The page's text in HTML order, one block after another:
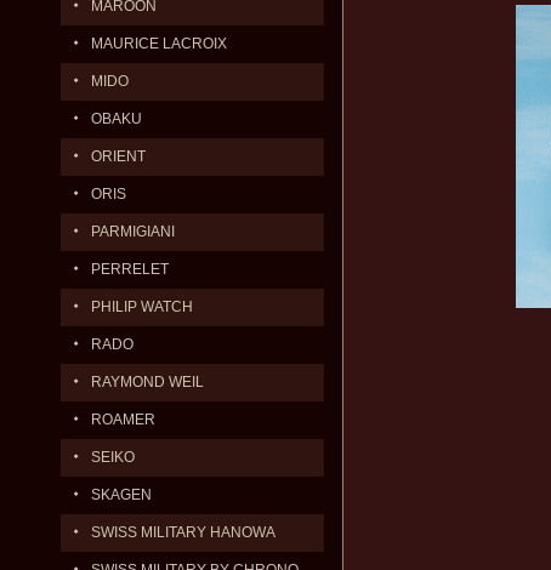
ПРЕДЛОЖЕНИЕ.
MAROON
MAURICE LACROIX
MIDO
OBAKU
ORIENT
ORIS
PARMIGIANI
PERRELET
PHILIP WATCH
RADO
RAYMOND WEIL
ROAMER
SEIKO
SKAGEN
SWISS MILITARY HANOWA